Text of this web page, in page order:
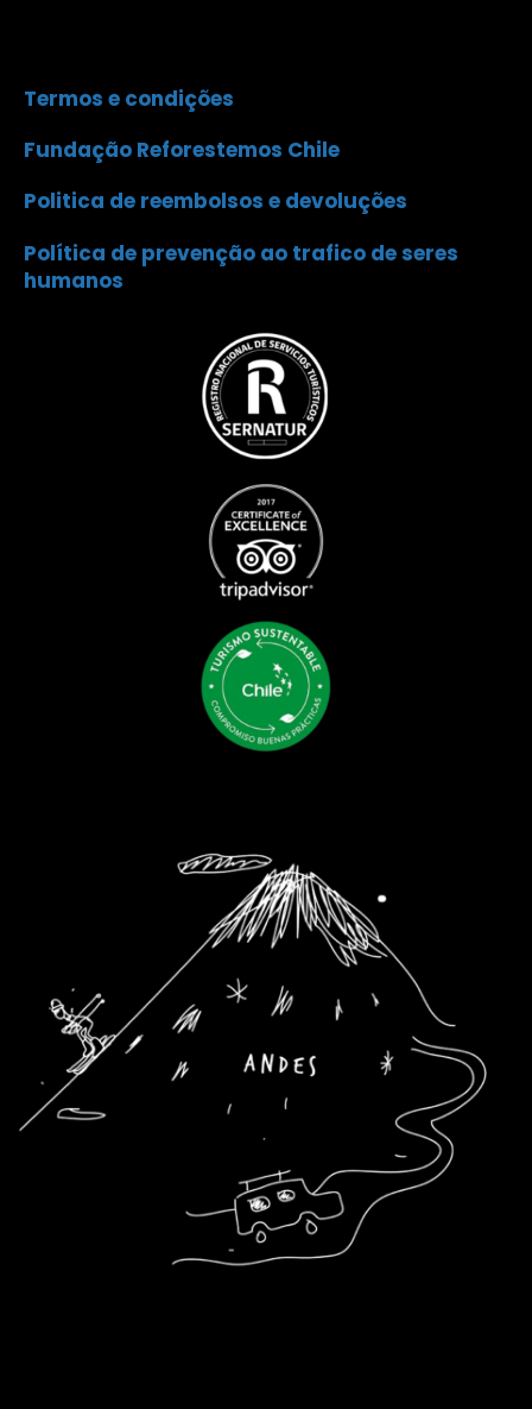
Termos e condições
Fundação Reforestemos Chile
Politica de reembolsos e devoluções
Política de prevenção ao trafico de seres
humanos